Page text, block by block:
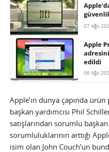
07 Ağu
Apple
edildi
06 Ağu
Apple’ın dünya çapında
başkan yardımcısı Phil
satışlarından sorumlu başkan
sorumluluklarının arttığı
isim olan John Couch’un